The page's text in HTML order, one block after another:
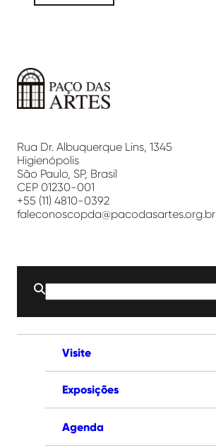
Artes
Rua Dr. Albuquerque Lins, 1345
Higienópolis
São Paulo, SP, Brasil
CEP 01230-001
+55 (11) 4810-0392
faleconoscopda@pacodasartes.org.br
Buscar
por:
Visite
Exposições
Agenda